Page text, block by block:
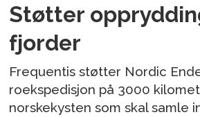
Støtter
fjorder
Frequentis støtter Nordic
roekspedisjon på 3000
norskekysten som skal samle